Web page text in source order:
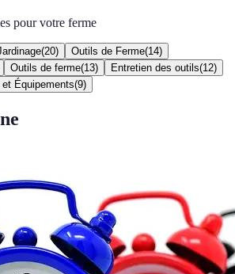
pour votre ferme
(20) Outils de Ferme(14)
Outils de ferme(13) Entretien des outils(12)
Équipements(9)